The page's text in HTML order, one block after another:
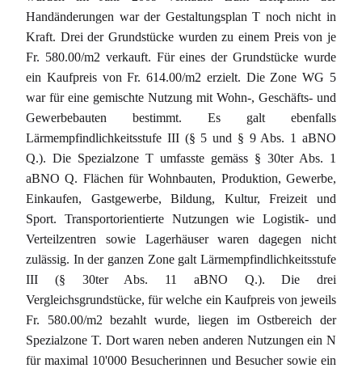
Handänderungen war der Gestaltungsplan T noch nicht in
Kraft. Drei der Grundstücke wurden zu einem Preis von je
Fr. 580.00/m2 verkauft. Für eines der Grundstücke wurde
ein Kaufpreis von Fr. 614.00/m2 erzielt. Die Zone WG 5
war für eine gemischte Nutzung mit Wohn-, Geschäfts- und
Gewerbebauten bestimmt. Es galt ebenfalls
Lärmempfindlichkeitsstufe III (§ 5 und § 9 Abs. 1 aBNO
Q.). Die Spezialzone T umfasste gemäss § 30ter Abs. 1
aBNO Q. Flächen für Wohnbauten, Produktion, Gewerbe,
Einkaufen, Gastgewerbe, Bildung, Kultur, Freizeit und
Sport. Transportorientierte Nutzungen wie Logistik- und
Verteilzentren sowie Lagerhäuser waren dagegen nicht
zulässig. In der ganzen Zone galt Lärmempfindlichkeitsstufe
III (§ 30ter Abs. 11 aBNO Q.). Die drei
Vergleichsgrundstücke, für welche ein Kaufpreis von jeweils
Fr. 580.00/m2 bezahlt wurde, liegen im Ostbereich der
Spezialzone T. Dort waren neben anderen Nutzungen ein N
für maximal 10'000 Besucherinnen und Besucher sowie ein